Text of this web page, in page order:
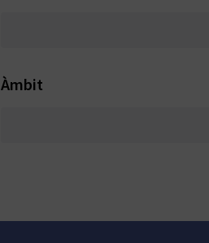
Àmbit